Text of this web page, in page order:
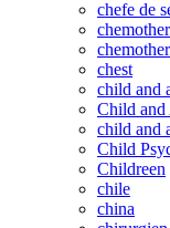
chefe de
chest
child and
Child and
child and
Child
Childreen
chile
china